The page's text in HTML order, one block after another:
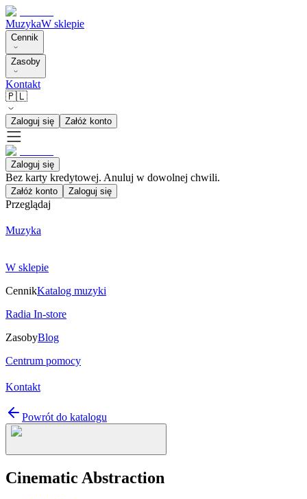
MuzykaW sklepie
Cennik
Zasoby
Kontakt
🇵🇱
Zaloguj się Załóż konto
Zaloguj się
Bez karty kredytowej. Anuluj w dowolnej chwili.
Załóż konto Zaloguj się
Przeglądaj
Muzyka
W sklepie
CennikKatalog muzyki
Radia In-store
ZasobyBlog
Centrum pomocy
Kontakt
Powrót do katalogu
Cinematic Abstraction